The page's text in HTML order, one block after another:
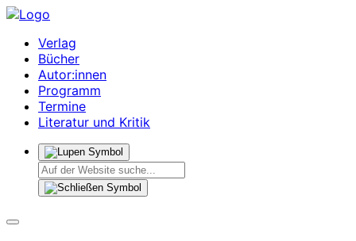
Verlag
Bücher
Autor:innen
Programm
Termine
Literatur und Kritik